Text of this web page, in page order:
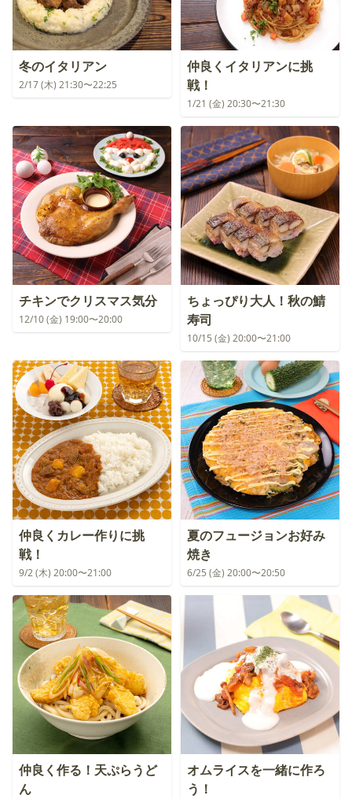
冬のイタリアン
2/17 (木) 21:30〜22:25
仲良くイタリアンに挑
戦！
1/21 (金) 20:30〜21:30
チキンでクリスマス気分
12/10 (金) 19:00〜20:00
ちょっぴり大人！秋の鯖
寿司
10/15 (金) 20:00〜21:00
仲良くカレー作りに挑
戦！
9/2 (木) 20:00〜21:00
夏のフュージョンお好み
焼き
6/25 (金) 20:00〜20:50
仲良く作る！天ぷらうど
ん
オムライスを一緒に作ろ
う！